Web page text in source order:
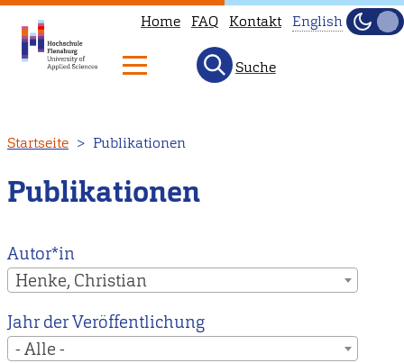
zum
Inhalt
Home FAQ Kontakt
to
our
main
English
Hell
Suche
Startseite Publikationen
Publikationen
Autor*in
Henke, Christian
Jahr der Veröffentlichung
- Alle -